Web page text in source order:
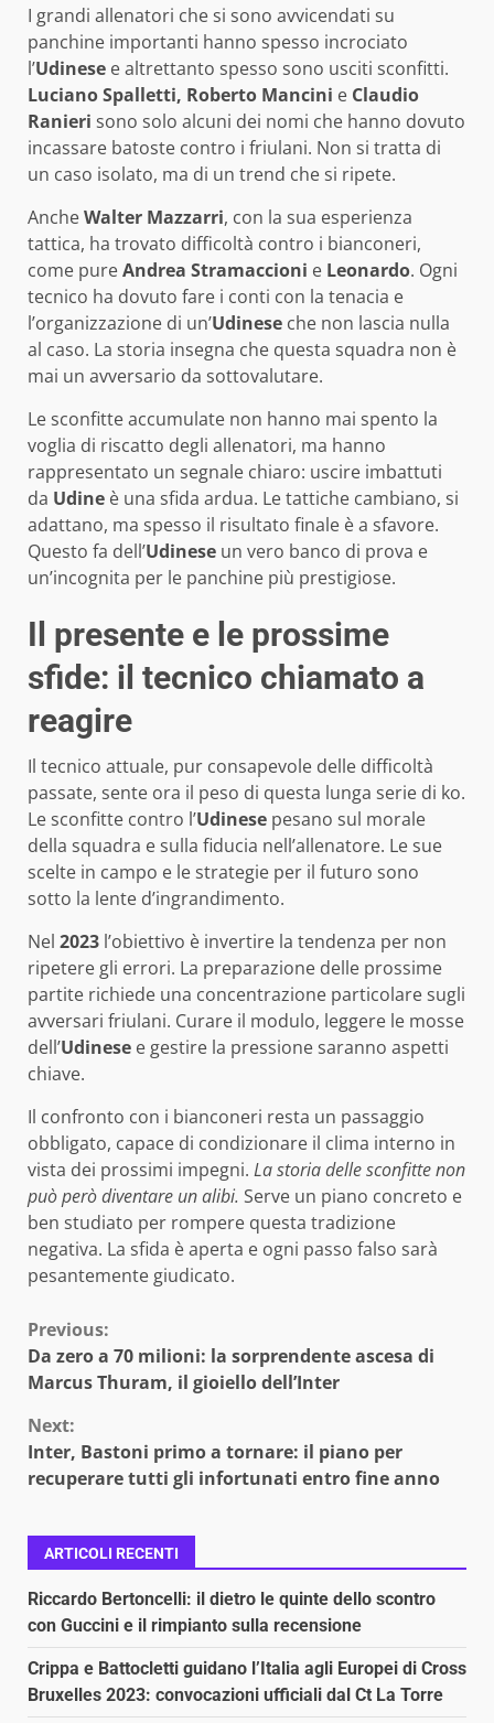
I grandi allenatori che si sono avvicendati su
panchine importanti hanno spesso incrociato
l’Udinese e altrettanto spesso sono usciti sconfitti.
Luciano Spalletti, Roberto Mancini e Claudio
Ranieri sono solo alcuni dei nomi che hanno dovuto
incassare batoste contro i friulani. Non si tratta di
un caso isolato, ma di un trend che si ripete.
AncheWalter Mazzarri, con la sua esperienza
tattica, ha trovato difficoltà contro i bianconeri,
come pureAndrea Stramaccioni e Leonardo. Ogni
tecnico ha dovuto fare i conti con la tenacia e
l’organizzazione di un’Udinese che non lascia nulla
al caso. La storia insegna che questa squadra non è
mai un avversario da sottovalutare.
Le sconfitte accumulate non hanno mai spento la
voglia di riscatto degli allenatori, ma hanno
rappresentato un segnale chiaro: uscire imbattuti
da Udine è una sfida ardua. Le tattiche cambiano, si
adattano, ma spesso il risultato finale è a sfavore.
Questo fa dell’Udinese un vero banco di prova e
un’incognita per le panchine più prestigiose.
Il presente e le prossime
sfide: il tecnico chiamato a
reagire
Il tecnico attuale, pur consapevole delle difficoltà
passate, sente ora il peso di questa lunga serie di ko.
Le sconfitte contro l’Udinese pesano sul morale
della squadra e sulla fiducia nell’allenatore. Le sue
scelte in campo e le strategie per il futuro sono
sotto la lente d’ingrandimento.
Nel 2023 l’obiettivo è invertire la tendenza per non
ripetere gli errori. La preparazione delle prossime
partite richiede una concentrazione particolare sugli
avversari friulani. Curare il modulo, leggere le mosse
dell’Udinese e gestire la pressione saranno aspetti
chiave.
Il confronto con i bianconeri resta un passaggio
obbligato, capace di condizionare il clima interno in
vista dei prossimi impegni. La storia delle sconfitte non
può però diventare un alibi. Serve un piano concreto e
ben studiato per rompere questa tradizione
negativa. La sfida è aperta e ogni passo falso sarà
pesantemente giudicato.
Continue
Reading
Previous:
Da zero a 70 milioni: la sorprendente ascesa di
Marcus Thuram, il gioiello dell’Inter
Next:
Inter, Bastoni primo a tornare: il piano per
recuperare tutti gli infortunati entro fine anno
ARTICOLI RECENTI
Riccardo Bertoncelli: il dietro le quinte dello scontro
con Guccini e il rimpianto sulla recensione
Crippa e Battocletti guidano l’Italia agli Europei di Cross
Bruxelles 2023: convocazioni ufficiali dal Ct La Torre